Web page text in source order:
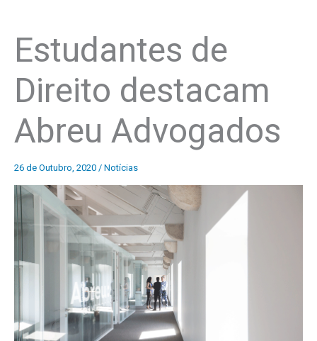
Estudantes de
Direito destacam
Abreu Advogados
26 de Outubro, 2020 / Notícias